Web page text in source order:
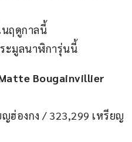
นฤดูกาลนี้
ะมูลนาฬิการุ่นนี้
Bougainvillier
ฮ่องกง / 323,299 เหรียญ